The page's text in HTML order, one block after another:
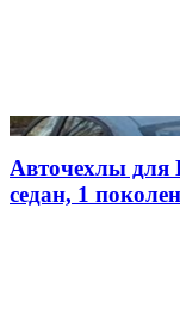
Авточехлы для
седан, 1